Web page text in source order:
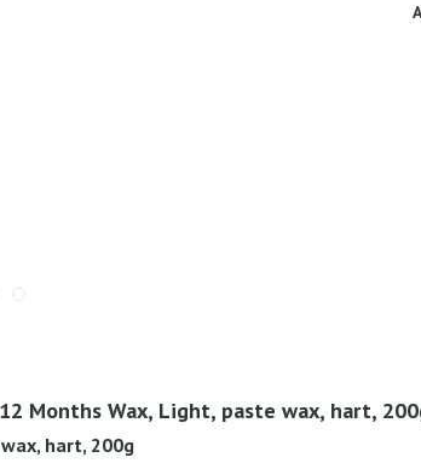
Months Wax, Light, paste wax, hart,
hart, 200g